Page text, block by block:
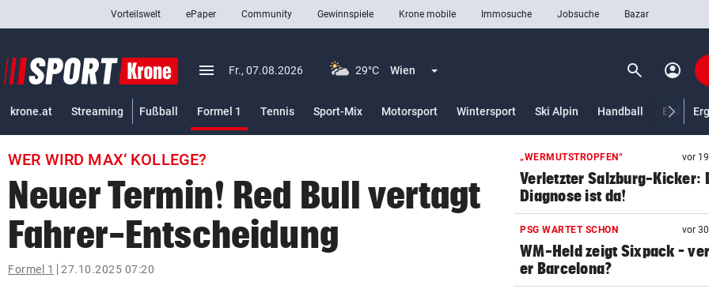
closeSchließen
Abonnieren
arrow_right
pin_drop
bookmark
search
Suchbegriff
Vorteilswelt ePaper Community Gewinnspiele Krone mobile Immosuche Jobsuche Bazar
menu Menü aufklappen
Fr., 07.08.2026 29°C Wien Menü aufklappen search Suchen
account_circle
krone.at Streaming Fußball Formel 1
Tennis
Sport-Mix Motorsport Wintersport Ski Alpin Handball
WER WIRD MAX‘ KOLLEGE?
Neuer Termin! Red Bull vertagt
Fahrer-Entscheidung
Formel 1 27.10.2025 07:20
„WERMUTSTROPFEN“ vor
Verletzter Salzburg-Kicker:
Diagnose ist da!
PSG WARTET SCHON vor
WM-Held zeigt Sixpack –
er Barcelona?